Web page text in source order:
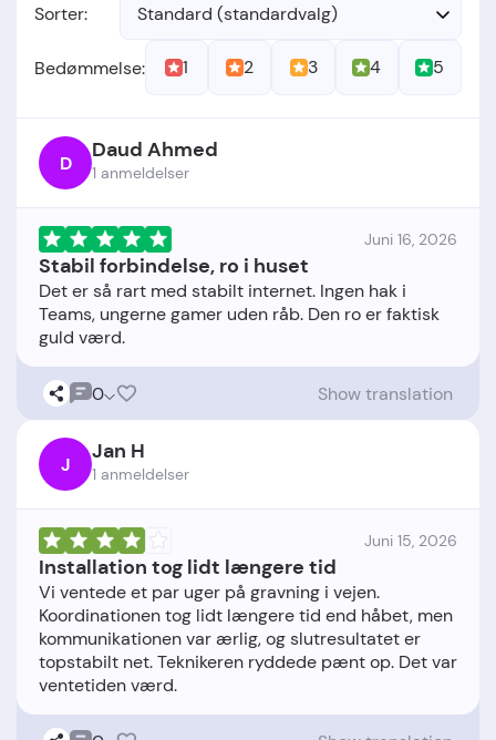
Sorter: Standard (standardvalg)
Bedømmelse: 1 2 3 4 5
D Daud Ahmed
1 anmeldelser
Juni 16, 2026
Stabil forbindelse, ro i huset
Det er så rart med stabilt internet. Ingen hak i
Teams, ungerne gamer uden råb. Den ro er faktisk
0 Show translation
J Jan H
1 anmeldelser
Juni 15, 2026
Installation tog lidt længere tid
Vi ventede et par uger på gravning i vejen.
Koordinationen tog lidt længere tid end håbet, men
kommunikationen var ærlig, og slutresultatet er
topstabilt net. Teknikeren ryddede pænt op. Det var